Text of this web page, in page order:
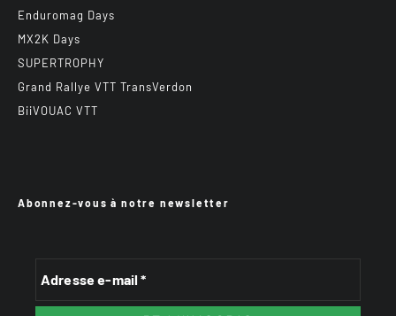
Enduromag Days
MX2K Days
SUPERTROPHY
Grand Rallye VTT TransVerdon
BiiVOUAC VTT
Abonnez-vous à notre newsletter